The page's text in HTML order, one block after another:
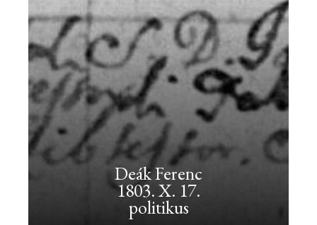
Darvas
József
(Dumitrás
József)
1912.
II.
14.
író,
politikus
Ferenc<br>1803.
Deák Ferenc
1803. X. 17.
politikus